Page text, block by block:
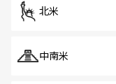
北米
中南米